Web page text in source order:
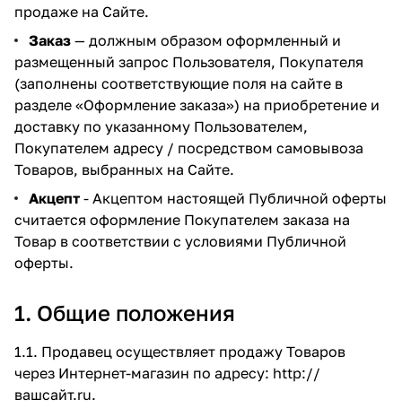
продаже на Сайте.
Заказ — должным образом оформленный и
размещенный запрос Пользователя, Покупателя
(заполнены соответствующие поля на сайте в
разделе «Оформление заказа») на приобретение и
доставку по указанному Пользователем,
Покупателем адресу / посредством самовывоза
Товаров, выбранных на Сайте.
Акцепт - Акцептом настоящей Публичной оферты
считается оформление Покупателем заказа на
Товар в соответствии с условиями Публичной
оферты.
1. Общие положения
1.1. Продавец осуществляет продажу Товаров
через Интернет-магазин по адресу: http://
вашсайт.ru.